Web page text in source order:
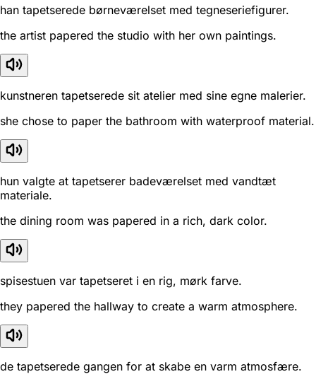
han tapetserede børneværelset med tegneseriefigurer.
the artist papered the studio with her own paintings.
kunstneren tapetserede sit atelier med sine egne malerier.
she chose to paper the bathroom with waterproof material.
hun valgte at tapetserer badeværelset med vandtæt
materiale.
the dining room was papered in a rich, dark color.
spisestuen var tapetseret i en rig, mørk farve.
they papered the hallway to create a warm atmosphere.
de tapetserede gangen for at skabe en varm atmosfære.